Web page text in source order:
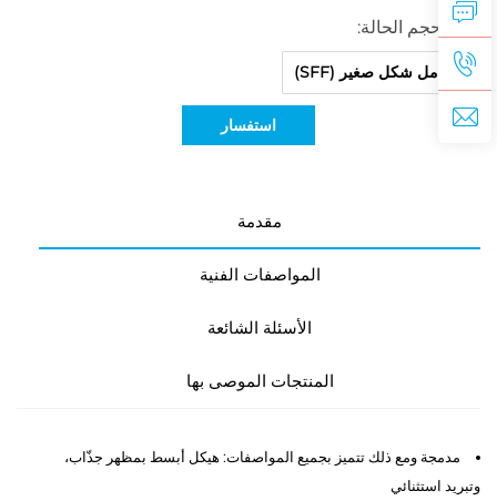
حجم الحالة:
عامل شكل صغير (SFF)
استفسار
مقدمة
المواصفات الفنية
الأسئلة الشائعة
المنتجات الموصى بها
مدمجة ومع ذلك تتميز بجميع المواصفات: هيكل أبسط بمظهر جذّاب،
وتبريد استثنائي